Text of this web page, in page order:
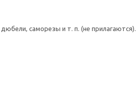
саморезы и т. п. (не прилагаются).